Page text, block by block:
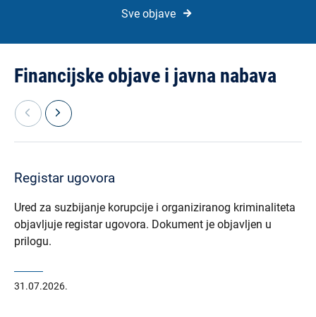
Sve objave
Financijske objave i javna nabava
Registar ugovora
Ured za suzbijanje korupcije i organiziranog kriminaliteta
objavljuje registar ugovora. Dokument je objavljen u
prilogu.
31.07.2026.